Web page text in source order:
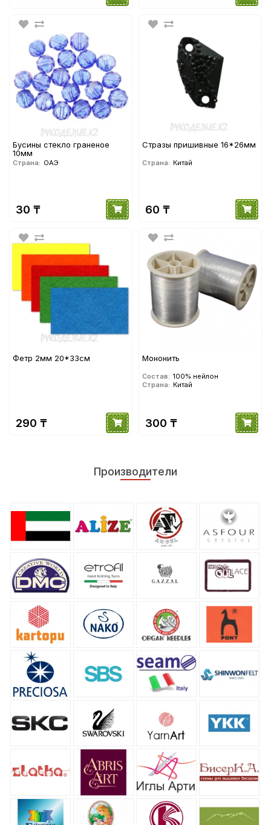
Бусины стекло граненое
10мм
Страна: ОАЭ
30 ₸
Стразы пришивные 16*26мм
Страна: Китай
60 ₸
Фетр 2мм 20*33см
290 ₸
Мононить
Состав: 100% нейлон
Страна: Китай
300 ₸
Производители